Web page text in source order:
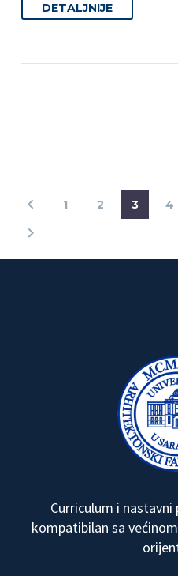
DETALJNIJE
1 2 3 4
Curriculum i
kompatibilan sa